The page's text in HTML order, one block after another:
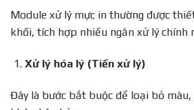
Module xử lý mực in thường được
khối, tích hợp nhiều ngăn xử lý chính
Xử lý hóa lý (Tiền xử lý)
Đây là bước bắt buộc để loại bỏ màu,